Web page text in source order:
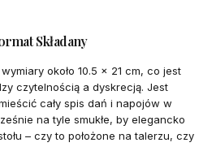
Składany
około 10.5 x 21 cm, co jest
czytelnością a dyskrecją. Jest
cały spis dań i napojów w
na tyle smukłe, by elegancko
– czy to położone na talerzu, czy